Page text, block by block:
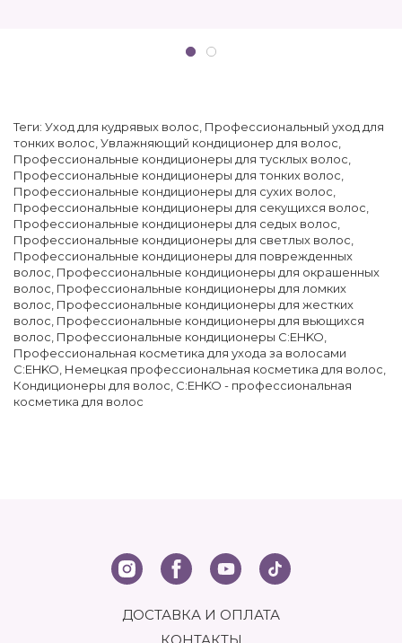
Теги: Уход для кудрявых волос Профессиональный уход для
тонких волос Увлажняющий кондиционер для волос
Профессиональные кондиционеры для тусклых волос
Профессиональные кондиционеры для тонких волос
Профессиональные кондиционеры для сухих волос
Профессиональные кондиционеры для секущихся волос
Профессиональные кондиционеры для седых волос
Профессиональные кондиционеры для светлых волос
Профессиональные кондиционеры для поврежденных
волос Профессиональные кондиционеры для окрашенных
волос Профессиональные кондиционеры для ломких
волос Профессиональные кондиционеры для жестких
волос Профессиональные кондиционеры для вьющихся
волос Профессиональные кондиционеры C:EHKO
Профессиональная косметика для ухода за волосами
C:EHKO Немецкая профессиональная косметика для волос
Кондиционеры для волос C:EHKO - профессиональная
косметика для волос
ДОСТАВКА И ОПЛАТА